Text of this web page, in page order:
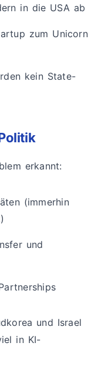
in die USA ab
zum Unicorn
kein State-
erkannt:
(immerhin
und
und Israel
in KI-